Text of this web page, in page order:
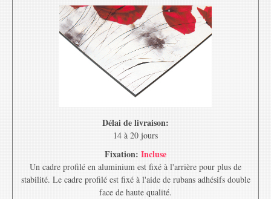
Délai de livraison:
14 à 20 jours
Fixation: Incluse
Un cadre profilé en aluminium est fixé à l'arrière pour plus de
stabilité. Le cadre profilé est fixé à l'aide de rubans adhésifs double
face de haute qualité.